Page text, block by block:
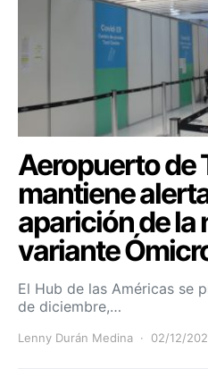
Aeropuerto de
mantiene
aparición de la
variante
El Hub de las Américas se
de diciembre,…
Lenny Durán Medina 02/12/